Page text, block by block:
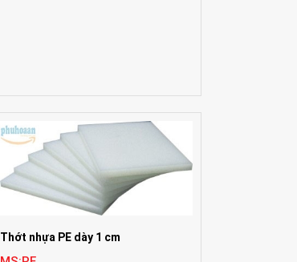
Thớt nhựa PE dày 1 cm